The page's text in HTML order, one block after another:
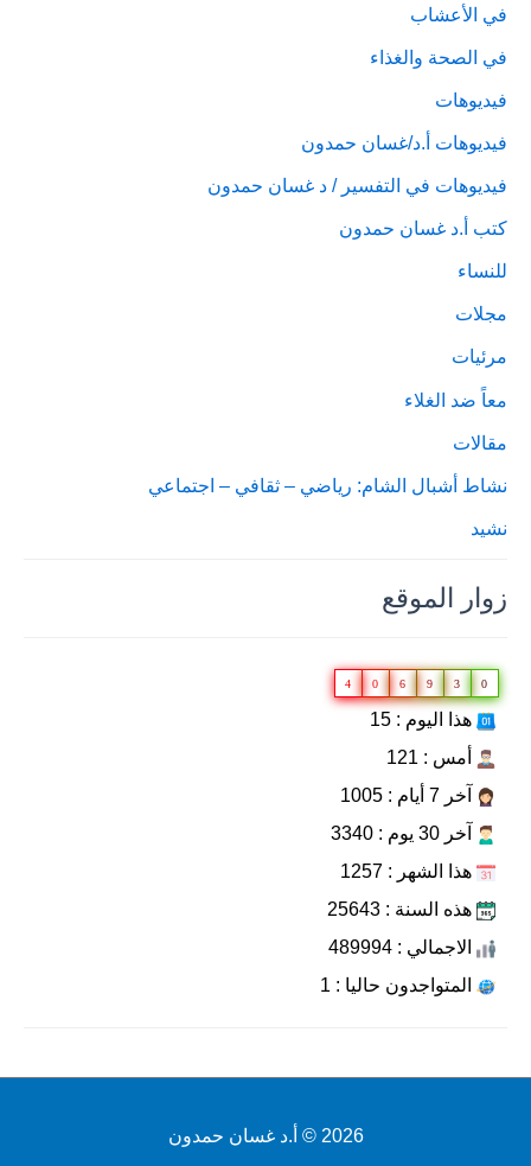
في الأعشاب
في الصحة والغذاء
فيديوهات
فيديوهات أ.د/غسان حمدون
فيديوهات في التفسير / د غسان حمدون
كتب أ.د غسان حمدون
للنساء
مجلات
مرئيات
معاً ضد الغلاء
مقالات
نشاط أشبال الشام: رياضي – ثقافي – اجتماعي
نشيد
زوار الموقع
4 0 6 9 3 0
هذا اليوم : 15
أمس : 121
آخر 7 أيام : 1005
آخر 30 يوم : 3340
هذا الشهر : 1257
هذه السنة : 25643
الاجمالي : 489994
المتواجدون حاليا : 1
2026 © أ.د غسان حمدون